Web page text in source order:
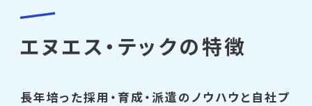
エヌエス・テックの特徴
長年培った採用・育成・派遣のノウハウと自社プ